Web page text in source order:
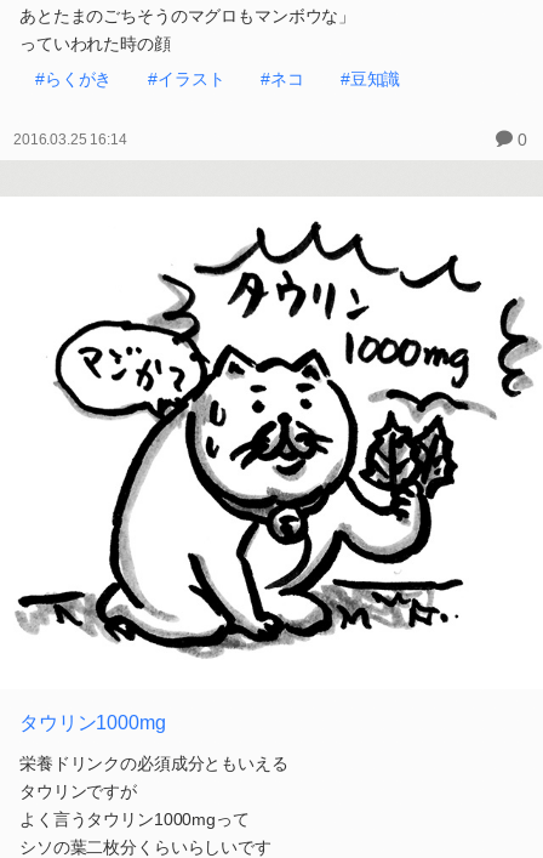
あとたまのごちそうのマグロもマンボウな」
っていわれた時の顔
#らくがき
#イラスト #ネコ #豆知識
2016.03.25 16:14 0
タウリン1000mg
栄養ドリンクの必須成分ともいえる
タウリンですが
よく言うタウリン1000mgって
シソの葉二枚分くらいらしいです